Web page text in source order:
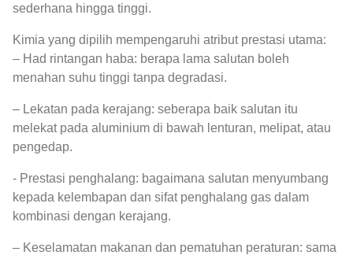
sederhana hingga tinggi.
Kimia yang dipilih mempengaruhi atribut prestasi utama:
– Had rintangan haba: berapa lama salutan boleh
menahan suhu tinggi tanpa degradasi.
– Lekatan pada kerajang: seberapa baik salutan itu
melekat pada aluminium di bawah lenturan, melipat, atau
pengedap.
- Prestasi penghalang: bagaimana salutan menyumbang
kepada kelembapan dan sifat penghalang gas dalam
kombinasi dengan kerajang.
– Keselamatan makanan dan pematuhan peraturan: sama